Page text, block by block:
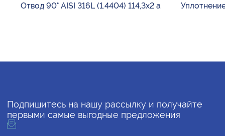
Отвод 90° AISI 316L (1.4404) 114,3х2 а
Подпишитесь на нашу рассылку и получайте
первыми самые выгодные предложения